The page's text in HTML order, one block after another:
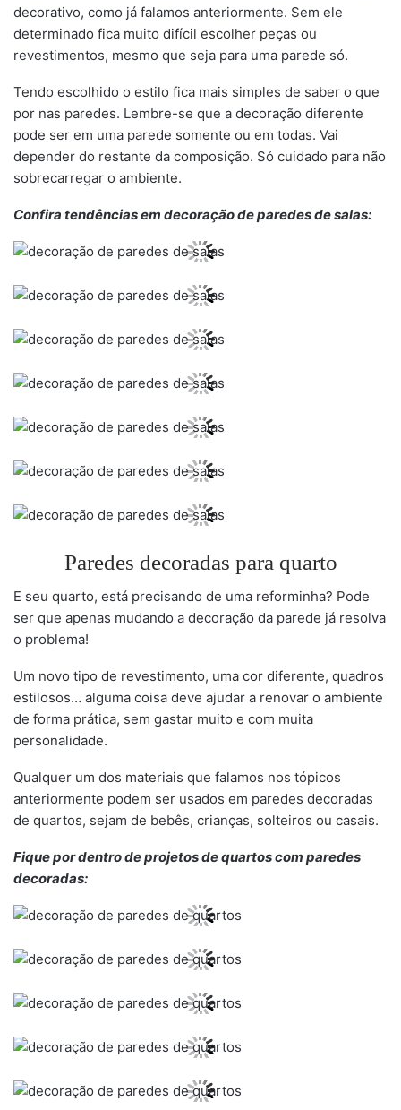
decorativo, como já falamos anteriormente. Sem ele
determinado fica muito difícil escolher peças ou
revestimentos, mesmo que seja para uma parede só.
Tendo escolhido o estilo fica mais simples de saber o que
por nas paredes. Lembre-se que a decoração diferente
pode ser em uma parede somente ou em todas. Vai
depender do restante da composição. Só cuidado para não
sobrecarregar o ambiente.
Confira tendências em decoração de paredes de salas:
Paredes decoradas para quarto
E seu quarto, está precisando de uma reforminha? Pode
ser que apenas mudando a decoração da parede já resolva
o problema!
Um novo tipo de revestimento, uma cor diferente, quadros
estilosos… alguma coisa deve ajudar a renovar o ambiente
de forma prática, sem gastar muito e com muita
personalidade.
Qualquer um dos materiais que falamos nos tópicos
anteriormente podem ser usados em paredes decoradas
de quartos, sejam de bebês, crianças, solteiros ou casais.
Fique por dentro de projetos de quartos com paredes
decoradas: